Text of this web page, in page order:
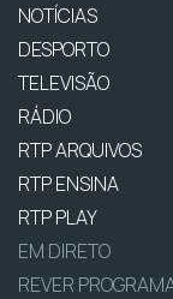
NOTÍCIAS
DESPORTO
TELEVISÃO
RÁDIO
RTP ARQUIVOS
RTP ENSINA
RTP PLAY
EM DIRETO
REVER